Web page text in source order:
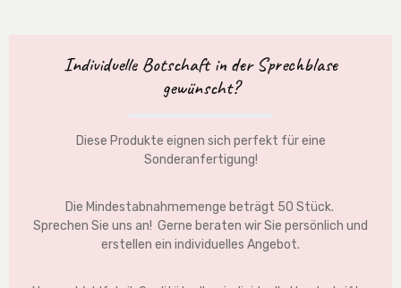
Individuelle Botschaft in der Sprechblase
gewünscht?
Diese Produkte eignen sich perfekt für eine
Sonderanfertigung!
Die Mindestabnahmemenge beträgt 50 Stück.
Sprechen Sie uns an! Gerne beraten wir Sie persönlich und
erstellen ein individuelles Angebot.